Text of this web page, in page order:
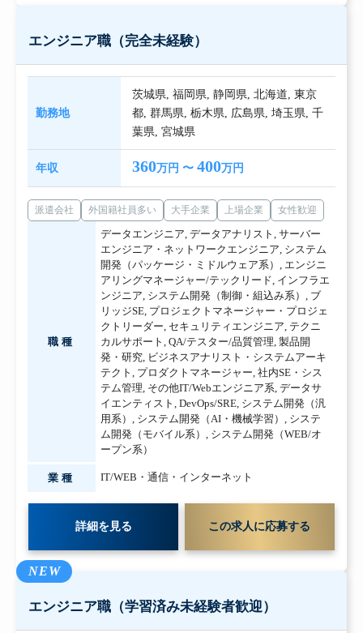
エンジニア職（完全未経験）
勤務地
茨城県,福岡県,静岡県,北海道,東京
都,群馬県,栃木県, 広島県,埼玉県,千
葉県,宮城県
年収 360万円 〜400万円
派遣会社 外国籍社員多い 大手企業 上場企業 女性歓迎
職種
データエンジニア, データアナリスト , サーバー
エンジニア・ネットワークエンジニア, システム
開発（パッケージ・ミドルウェア系） , エンジニ
アリングマネージャー/テックリード, インフラエ
ンジニア, システム開発（制御・組込み系） , ブ
リッジSE, プロジェクトマネージャー・プロジェ
クトリーダー, セキュリティエンジニア, テクニ
カルサポート , QA/テスター/品質管理, 製品開
発・研究, ビジネスアナリスト・システムアーキ
テクト , プロダクトマネージャー, 社内SE・シス
テム管理, その他IT/Webエンジニア系, データサ
イエンティスト , DevOps/SRE, システム開発（汎
用系） , システム開発（AI・機械学習） , システ
ム開発（モバイル系） , システム開発（WEB/オ
ープン系）
業種 IT/WEB・通信・インターネット
詳細を見る この求人に応募する
NEW
エンジニア職（学習済み未経験者歓迎）